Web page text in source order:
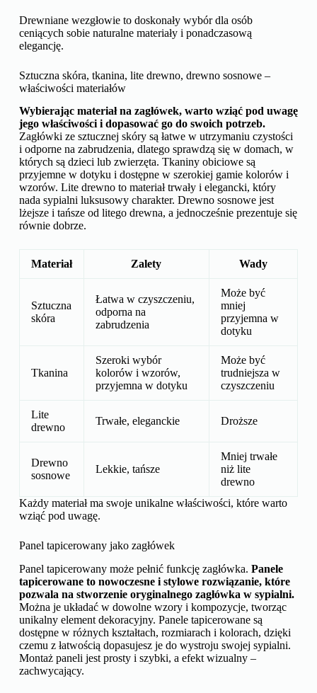
Drewniane wezgłowie to doskonały wybór dla osób
ceniących sobie naturalne materiały i ponadczasową
elegancję.
Sztuczna skóra, tkanina, lite drewno, drewno sosnowe –
właściwości materiałów
Wybierając materiał na zagłówek, warto wziąć pod uwagę
jego właściwości i dopasować go do swoich potrzeb.
Zagłówki ze sztucznej skóry są łatwe w utrzymaniu czystości
i odporne na zabrudzenia, dlatego sprawdzą się w domach, w
których są dzieci lub zwierzęta. Tkaniny obiciowe są
przyjemne w dotyku i dostępne w szerokiej gamie kolorów i
wzorów. Lite drewno to materiał trwały i elegancki, który
nada sypialni luksusowy charakter. Drewno sosnowe jest
lżejsze i tańsze od litego drewna, a jednocześnie prezentuje się
równie dobrze.
Materiał Zalety Wady
Sztuczna
skóra
Łatwa w czyszczeniu,
odporna na
zabrudzenia
Może być
mniej
przyjemna w
dotyku
Tkanina
Szeroki wybór
kolorów i wzorów,
przyjemna w dotyku
Może być
trudniejsza w
czyszczeniu
Lite
drewno
Trwałe, eleganckie Droższe
Drewno
sosnowe
Lekkie, tańsze
Mniej trwałe
niż lite
drewno
Każdy materiał ma swoje unikalne właściwości, które warto
wziąć pod uwagę.
Panel tapicerowany jako zagłówek
Panel tapicerowany może pełnić funkcję zagłówka. Panele
tapicerowane to nowoczesne i stylowe rozwiązanie, które
pozwala na stworzenie oryginalnego zagłówka w sypialni.
Można je układać w dowolne wzory i kompozycje, tworząc
unikalny element dekoracyjny. Panele tapicerowane są
dostępne w różnych kształtach, rozmiarach i kolorach, dzięki
czemu z łatwością dopasujesz je do wystroju swojej sypialni.
Montaż paneli jest prosty i szybki, a efekt wizualny –
zachwycający.